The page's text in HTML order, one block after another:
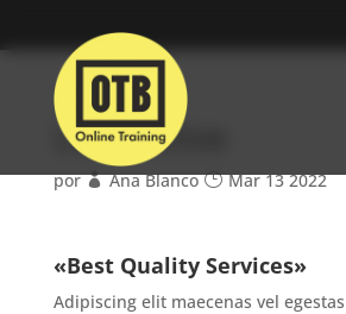
Lucas Doe
por Ana Blanco Mar 13 2022
«Best Quality Services»
Adipiscing elit maecenas vel